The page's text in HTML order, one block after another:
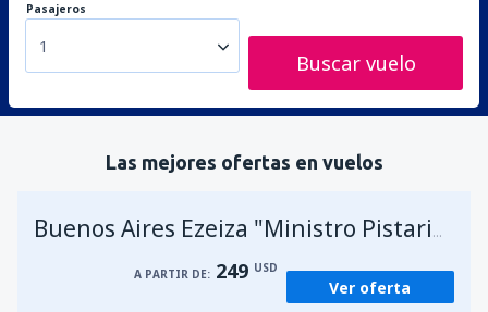
Pasajeros
1
Buscar vuelo
Las mejores ofertas en vuelos
Buenos Aires Ezeiza "Ministro Pistarini"
A PARTIR DE: 249 USD
Ver oferta